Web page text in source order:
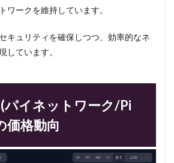
ワークを維持しています。
キュリティを確保しつつ、効率的なネ
しています。
パイネットワーク/Pi
価格動向